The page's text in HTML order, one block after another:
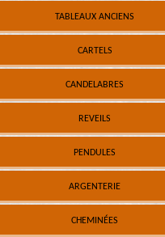
TABLEAUX ANCIENS
CARTELS
CANDELABRES
REVEILS
PENDULES
ARGENTERIE
CHEMINÉES